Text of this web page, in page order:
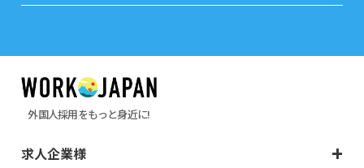
外国人採用をもっと身近に!
求人企業様